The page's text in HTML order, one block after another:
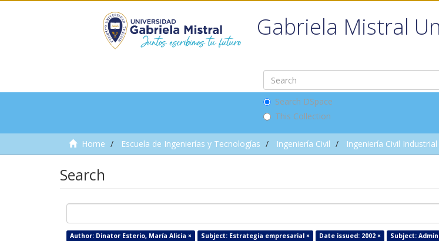
Gabriela Mistral
Search DSpace
This Collection
Home Escuela de Ingenierías y Tecnologías Ingeniería Civil Ingeniería Civil Industrial
Search
Author: Dinator Esterio, María Alicia × Subject: Estrategia empresarial × Date issued: 2002 ×
Subject: